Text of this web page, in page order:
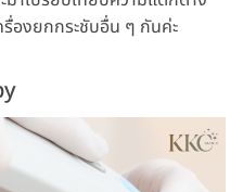
รื่องยกกระชับอื่น ๆ กันค่ะ